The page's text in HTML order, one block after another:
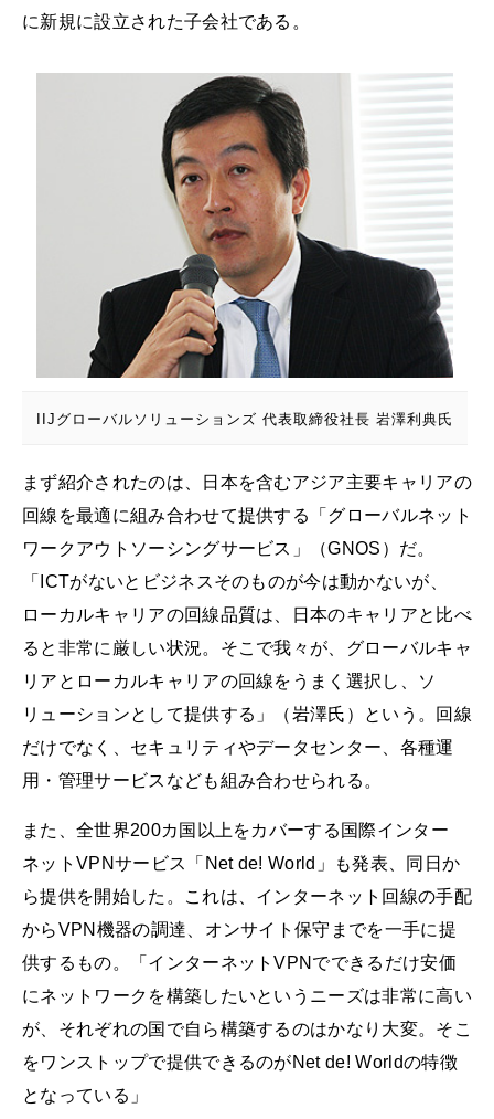
に新規に設立された子会社である。
IIJグローバルソリューションズ 代表取締役社長 岩澤利典氏
まず紹介されたのは、日本を含むアジア主要キャリアの
回線を最適に組み合わせて提供する「グローバルネット
ワークアウトソーシングサービス」（GNOS）だ。
「ICTがないとビジネスそのものが今は動かないが、
ローカルキャリアの回線品質は、日本のキャリアと比べ
ると非常に厳しい状況。そこで我々が、グローバルキャ
リアとローカルキャリアの回線をうまく選択し、ソ
リューションとして提供する」（岩澤氏）という。回線
だけでなく、セキュリティやデータセンター、各種運
用・管理サービスなども組み合わせられる。
また、全世界200カ国以上をカバーする国際インター
ネットVPNサービス「Net de! World」も発表、同日か
ら提供を開始した。これは、インターネット回線の手配
からVPN機器の調達、オンサイト保守までを一手に提
供するもの。「インターネットVPNでできるだけ安価
にネットワークを構築したいというニーズは非常に高い
が、それぞれの国で自ら構築するのはかなり大変。そこ
をワンストップで提供できるのがNet de! Worldの特徴
となっている」